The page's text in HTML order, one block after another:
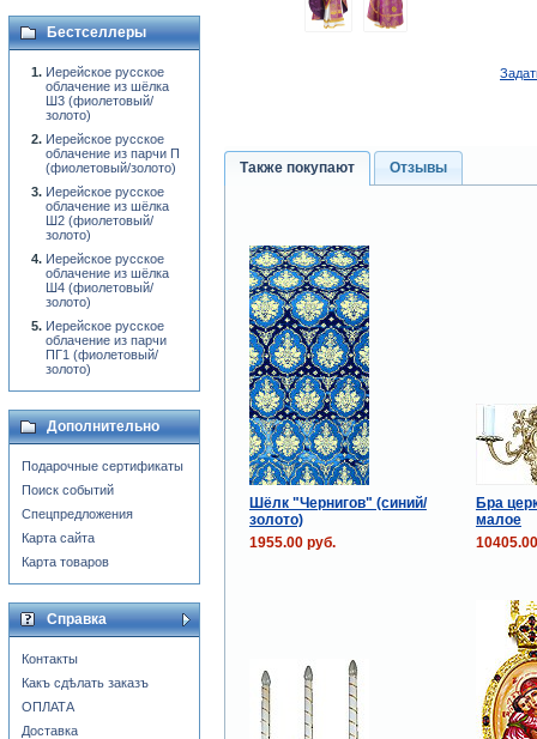
Также покупают Отзывы
Шёлк "Чернигов" (синий/
золото)
Бра
малое
1955.00 руб.
Бестселлеры
Иерейское русское
облачение из шёлка
Ш3 (фиолетовый/
золото)
Иерейское русское
облачение из парчи П
(фиолетовый/золото)
Иерейское русское
облачение из шёлка
Ш2 (фиолетовый/
золото)
Иерейское русское
облачение из шёлка
Ш4 (фиолетовый/
золото)
Иерейское русское
облачение из парчи
ПГ1 (фиолетовый/
золото)
Дополнительно
Подарочные сертификаты
Поиск событий
Спецпредложения
Карта сайта
Карта товаров
Справка
Контакты
Какъ сдѣлать заказъ
ОПЛАТА
Доставка